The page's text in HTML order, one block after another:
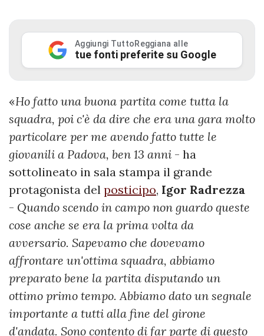
Aggiungi TuttoReggiana alle
tue fonti preferite su Google
«Ho fatto una buona partita come tutta la
squadra, poi c'è da dire che era una gara molto
particolare per me avendo fatto tutte le
giovanili a Padova, ben 13 anni - ha
sottolineato in sala stampa il grande
protagonista del posticipo, Igor Radrezza
- Quando scendo in campo non guardo queste
cose anche se era la prima volta da
avversario. Sapevamo che dovevamo
affrontare un'ottima squadra, abbiamo
preparato bene la partita disputando un
ottimo primo tempo. Abbiamo dato un segnale
importante a tutti alla fine del girone
d'andata. Sono contento di far parte di questo